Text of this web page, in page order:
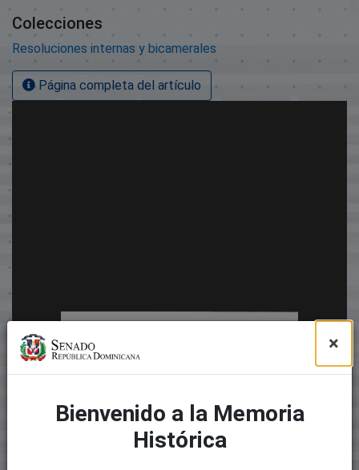
Colecciones
Resoluciones internas y bicamerales
Página completa del artículo
×
Bienvenido a la Memoria
Histórica